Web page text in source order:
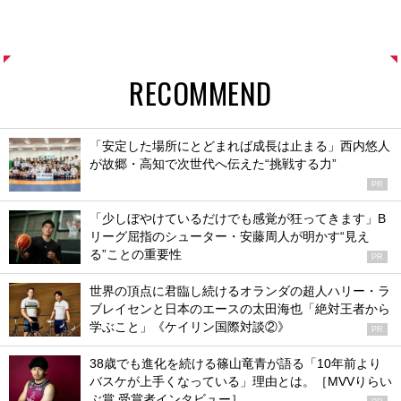
RECOMMEND
「安定した場所にとどまれば成長は止まる」西内悠人
が故郷・高知で次世代へ伝えた“挑戦する力”
PR
「少しぼやけているだけでも感覚が狂ってきます」B
リーグ屈指のシューター・安藤周人が明かす“見え
る”ことの重要性
PR
世界の頂点に君臨し続けるオランダの超人ハリー・ラ
ブレイセンと日本のエースの太田海也「絶対王者から
学ぶこと」《ケイリン国際対談②》
PR
38歳でも進化を続ける篠山竜青が語る「10年前より
バスケが上手くなっている」理由とは。［MVVりらい